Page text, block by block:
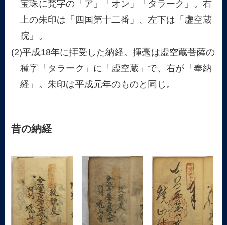
宝珠に梵字の「ア」「オン」「タラーク」。右
上の朱印は「四国第十二番」、左下は「虚空蔵
院」。
(2)平成18年に拝受した納経。揮毫は虚空蔵菩薩の
種字「タラーク」に「虚空蔵」で、右が「奉納
経」。朱印は平成元年のものと同じ。
昔の納経